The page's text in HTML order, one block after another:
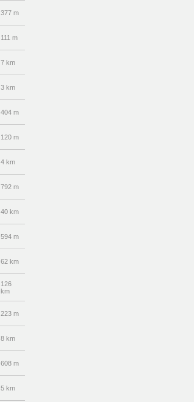
377 m
111 m
7 km
3 km
404 m
120 m
4 km
792 m
40 km
594 m
62 km
126
km
223 m
8 km
608 m
5 km